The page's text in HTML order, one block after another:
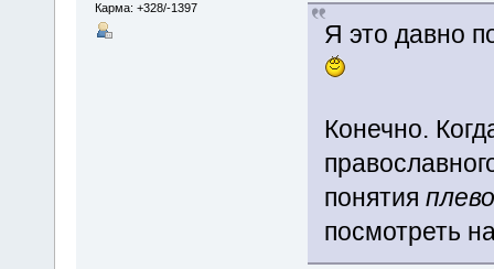
Карма: +328/-1397
Я это давно
Конечно.
понятия
посмотреть